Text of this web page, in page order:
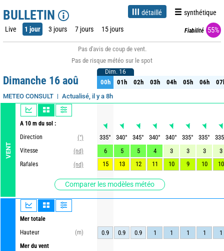
BULLETIN détaillé synthétique
Live 1 jour 3 jours 7 jours 15 jours Fiabilité 55%
Pas d'avis de coup de vent.
Pas de risque météo sur le spot
Dimanche 16 aoû
METEO CONSULT Actualisé, il y a 8h
VENT
A 10 m du sol :
Direction
(°)
Vitesse
(nd)
Rafales
(nd)
Comparer les modèles météo
Mer totale
Hauteur
(m)
Mer du vent
Dim. 16
00h 01h 02h 03h 04h 05h 06h
Dim. 16
00h 01h 02h 03h 04h 05h 06h
335° 340° 345° 340° 340° 335° 335°
335
6
5 5 4 3 3 3
3
15
13 12 11 10 9 10 10
0.9 0.9 0.9 1 1 1 1 1